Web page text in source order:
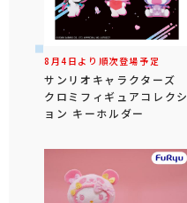
8月4日より順次登場予定
サンリオキャラクターズ
クロミフィギュアコレクシ
ョン キーホルダー